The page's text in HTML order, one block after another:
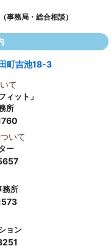
（事務局・総合相談）
町吉池18-3
て
ィット」
所
いて
ー
務所
ョン